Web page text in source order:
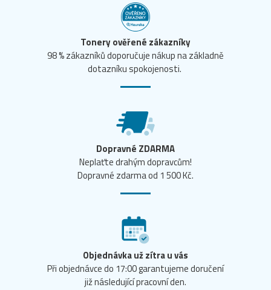
Tonery ověřené zákazníky
98 % zákazníků doporučuje nákup na základně
dotazníku spokojenosti.
Dopravné ZDARMA
Neplaťte drahým dopravcům!
Dopravné zdarma od 1 500 Kč.
Objednávka už zítra u vás
Při objednávce do 17:00 garantujeme doručení
již následující pracovní den.